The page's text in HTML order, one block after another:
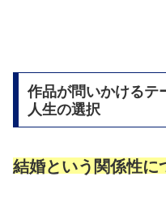
作品が問いかけるテ
人生の選択
結婚という関係性に